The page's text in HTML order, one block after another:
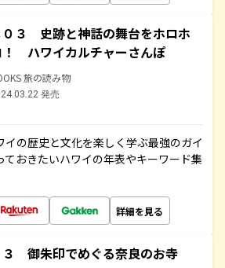
０３ 史跡と神話の舞台をホロホ
！ ハワイカルチャーさんぽ
旅の読み物
発売
イの歴史と文化を楽しく学ぶ最強のガイ
ておきたいハワイの年表やキーワード集
詳細を見る
３ 御朱印でめぐる奈良のお寺